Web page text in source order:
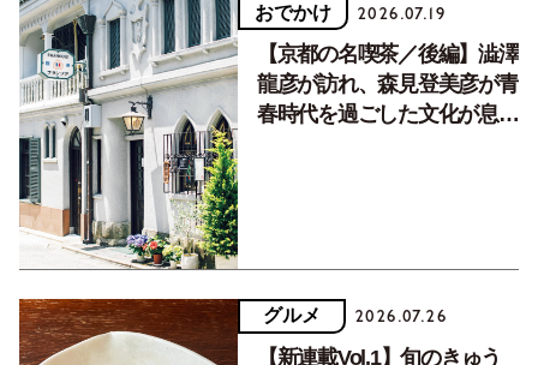
おでかけ 2026.07.19
【京都の名喫茶／後編】澁澤
龍彦が訪れ、森見登美彦が青
春時代を過ごした文化が息づ
グルメ 2026.07.26
【新連載Vol.1】旬のきゅう